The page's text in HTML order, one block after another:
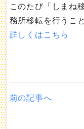
このたび「しまね
務所移転を行うこ
詳しくはこちら
前の記事へ